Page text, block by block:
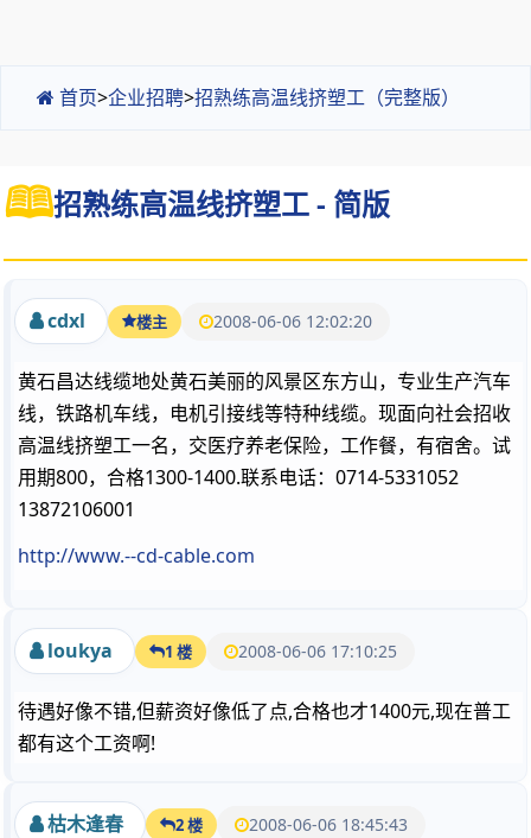
首页>企业招聘>招熟练高温线挤塑工（完整版）
招熟练高温线挤塑工 - 简版
cdxl 楼主 2008-06-06 12:02:20
黄石昌达线缆地处黄石美丽的风景区东方山，专业生产汽车
线，铁路机车线，电机引接线等特种线缆。现面向社会招收
高温线挤塑工一名，交医疗养老保险，工作餐，有宿舍。试
用期800，合格1300-1400.联系电话：0714-5331052
13872106001
http://www.--cd-cable.com
loukya 1 楼 2008-06-06 17:10:25
待遇好像不错,但薪资好像低了点,合格也才1400元,现在普工
都有这个工资啊!
枯木逢春 2 楼 2008-06-06 18:45:43